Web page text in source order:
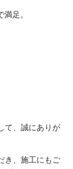
足。
て、誠にありが
き、施工にもご